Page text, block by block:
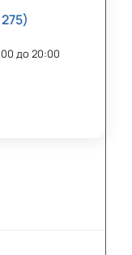
до 20:00